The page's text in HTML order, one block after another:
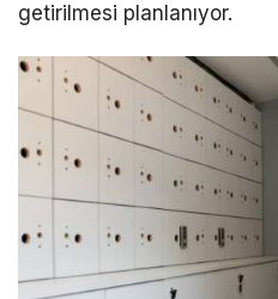
getirilmesi planlanıyor.